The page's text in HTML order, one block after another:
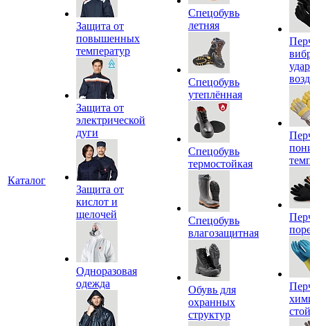
Каталог
Защита от
повышенных
температур
Защита от
электрической
дуги
Защита от
кислот и
щелочей
Одноразовая
одежда
Спецобувь
летняя
Спецобувь
утеплённая
Спецобувь
термостойкая
Спецобувь
влагозащитная
Обувь для
охранных
структур